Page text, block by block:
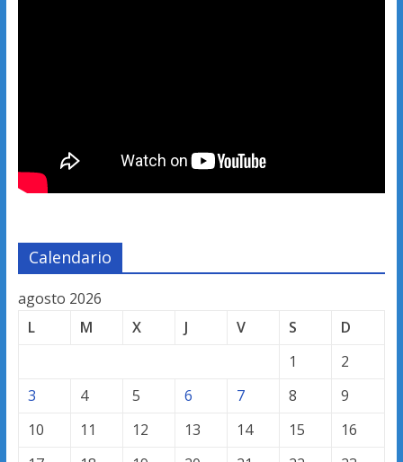
Calendario
agosto 2026
L
M X J V S
D
1
2
3
4 5 6 7 8
9
10
11 12 13 14 15
16